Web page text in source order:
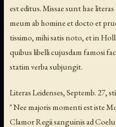
est editus. Missae sunt hae
meum ab homine et docto et
tissimo, mihi satis noto, et in
quibus libelli cujusdam famosi
statim verba subjungit.
Literas Leidenses, Septemb. 27,
" Nee majoris momenti est iste
Clamor Regii sanguinis ad